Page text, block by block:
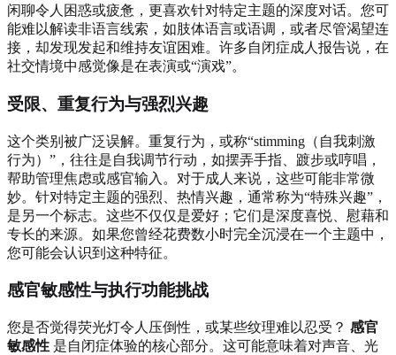
闲聊令人困惑或疲惫，更喜欢针对特定主题的深度对话。您可
能难以解读非语言线索，如肢体语言或语调，或者尽管渴望连
接，却发现发起和维持友谊困难。许多自闭症成人报告说，在
社交情境中感觉像是在表演或“演戏”。
受限、重复行为与强烈兴趣
这个类别被广泛误解。重复行为，或称“stimming（自我刺激
行为）”，往往是自我调节行动，如摆弄手指、踱步或哼唱，
帮助管理焦虑或感官输入。对于成人来说，这些可能非常微
妙。针对特定主题的强烈、热情兴趣，通常称为“特殊兴趣”，
是另一个标志。这些不仅仅是爱好；它们是深度喜悦、慰藉和
专长的来源。如果您曾经花费数小时完全沉浸在一个主题中，
您可能会认识到这种特征。
感官敏感性与执行功能挑战
您是否觉得荧光灯令人压倒性，或某些纹理难以忍受？ 感官
敏感性 是自闭症体验的核心部分。这可能意味着对声音、光